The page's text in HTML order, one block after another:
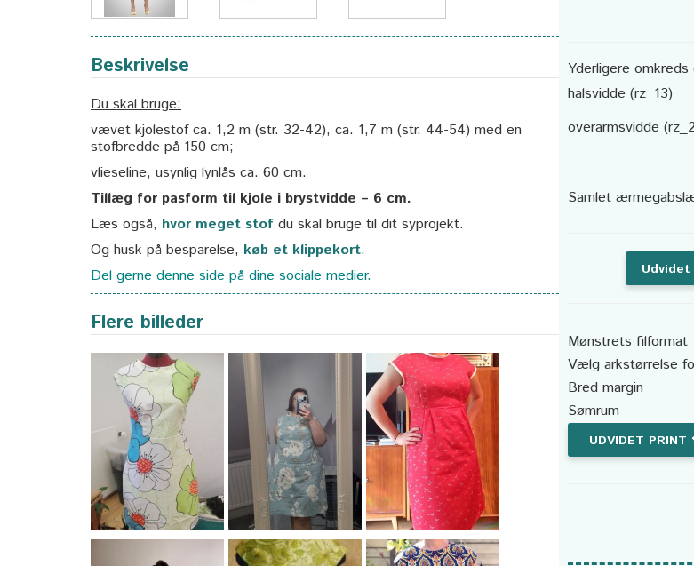
Beskrivelse
Du skal bruge:
vævet kjolestof ca. 1,2 m (str. 32-42), ca. 1,7 m (str. 44-54) med en
stofbredde på 150 cm;
vlieseline, usynlig lynlås ca. 60 cm.
Tillæg for pasform til kjole i brystvidde – 6 cm.
Læs også, hvor meget stof du skal bruge til dit syprojekt.
Og husk på besparelse, køb et klippekort.
Del gerne denne side på dine sociale medier.
Flere billeder
Yderligere
halsvidde (rz_13)
overarmsvidde
Samlet
Mønstrets filformat
Vælg arkstørrelse
Bred margin
Sømrum
UDVIDET PRINT